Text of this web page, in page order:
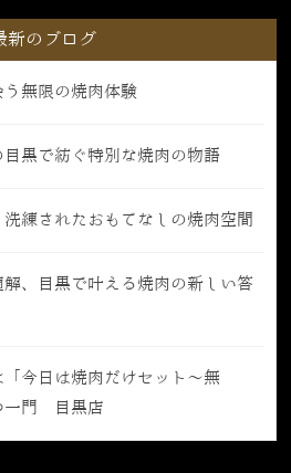
新のブログ
無限の焼肉体験
黒で紡ぐ特別な焼肉の物語
練されたおもてなしの焼肉空間
、目黒で叶える焼肉の新しい答
今日は焼肉だけセット〜無
一門 目黒店